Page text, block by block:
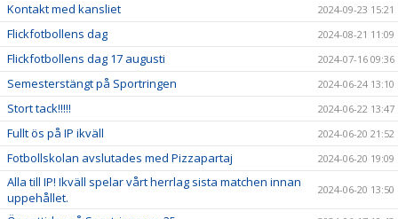
Kontakt med kansliet 2024-09-23 15:21
Flickfotbollens dag 2024-08-21 11:09
Flickfotbollens dag 17 augusti 2024-07-16 09:36
Semesterstängt på Sportringen 2024-06-24 13:10
Stort tack!!!!! 2024-06-22 13:47
Fullt ös på IP ikväll 2024-06-20 21:52
Fotbollskolan avslutades med Pizzapartaj 2024-06-20 19:09
Alla till IP! Ikväll spelar vårt herrlag sista matchen innan
uppehållet.
2024-06-20 13:50